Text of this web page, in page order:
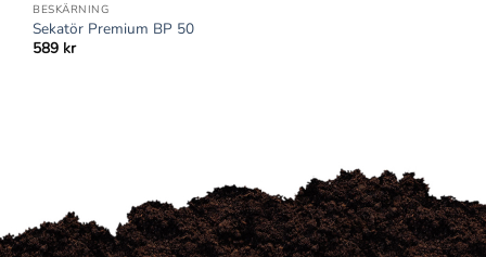
BESKÄRNING
Sekatör Premium BP 50
589 kr